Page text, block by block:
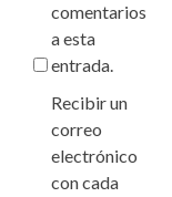
comentarios
a esta
entrada.
Recibir un
correo
electrónico
con cada